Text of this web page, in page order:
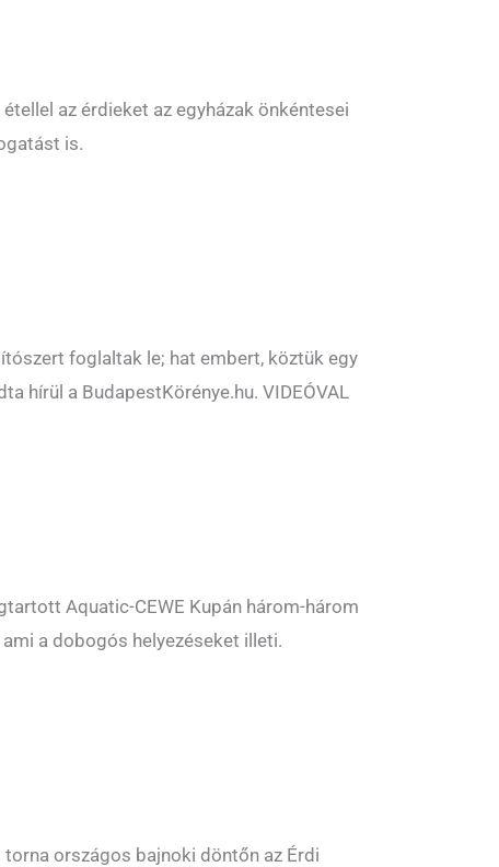
az érdieket az egyházak önkéntesei
is.
foglaltak le; hat embert, köztük egy
hírül a BudapestKörénye.hu. VIDEÓVAL
Aquatic-CEWE Kupán három-három
a dobogós helyezéseket illeti.
országos bajnoki döntőn az Érdi